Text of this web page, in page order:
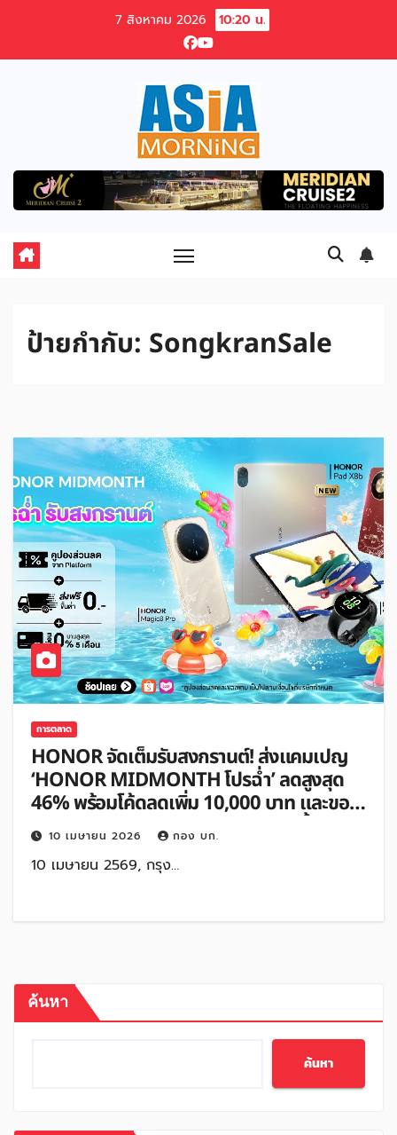
content
7 สิงหาคม 2026 10:20 น.
ป้ายกำกับ: SongkranSale
การตลาด
HONOR จัดเต็มรับสงกรานต์! ส่งแคมเปญ
‘HONOR MIDMONTH โปรฉ่ำ’ ลดสูงสุด
46% พร้อมโค้ดลดเพิ่ม 10,000 บาท และของ
แถมสุดเซอร์ไพรส์ 15 – 17 เม.ย. 69 นี้
10 เมษายน 2026 กอง บก.
10 เมษายน 2569, กรุง…
ค้นหา
ค้นหา